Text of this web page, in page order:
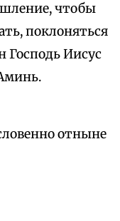
чтобы
поклоняться
Господь Иисус
отныне